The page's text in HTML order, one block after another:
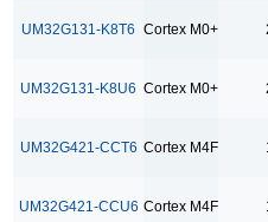
GPIO
21
UM32G131-K8T6 Cortex M0+
UM32G131-K8U6 Cortex M0+
UM32G421-CCT6 Cortex M4F
UM32G421-CCU6 Cortex M4F